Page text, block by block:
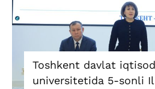
Toshkent davlat
universitetida 5-sonli